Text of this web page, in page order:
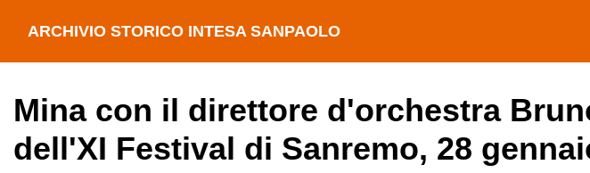
ARCHIVIO STORICO INTESA SANPAOLO
Mina con il direttore d'orchestra
dell'XI Festival di Sanremo, 28